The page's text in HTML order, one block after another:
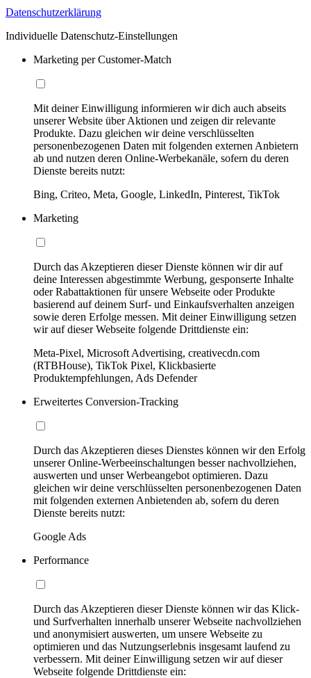
Datenschutzerklärung
Individuelle Datenschutz-Einstellungen
Marketing per Customer-Match
Mit deiner Einwilligung informieren wir dich auch abseits
unserer Website über Aktionen und zeigen dir relevante
Produkte. Dazu gleichen wir deine verschlüsselten
personenbezogenen Daten mit folgenden externen Anbietern
ab und nutzen deren Online-Werbekanäle, sofern du deren
Dienste bereits nutzt:
Bing, Criteo, Meta, Google, LinkedIn, Pinterest, TikTok
Marketing
Durch das Akzeptieren dieser Dienste können wir dir auf
deine Interessen abgestimmte Werbung, gesponserte Inhalte
oder Rabattaktionen für unsere Webseite oder Produkte
basierend auf deinem Surf- und Einkaufsverhalten anzeigen
sowie deren Erfolge messen. Mit deiner Einwilligung setzen
wir auf dieser Webseite folgende Drittdienste ein:
Meta-Pixel, Microsoft Advertising, creativecdn.com
(RTBHouse), TikTok Pixel, Klickbasierte
Produktempfehlungen, Ads Defender
Erweitertes Conversion-Tracking
Durch das Akzeptieren dieses Dienstes können wir den Erfolg
unserer Online-Werbeeinschaltungen besser nachvollziehen,
auswerten und unser Werbeangebot optimieren. Dazu
gleichen wir deine verschlüsselten personenbezogenen Daten
mit folgenden externen Anbietenden ab, sofern du deren
Dienste bereits nutzt:
Google Ads
Performance
Durch das Akzeptieren dieser Dienste können wir das Klick-
und Surfverhalten innerhalb unserer Webseite nachvollziehen
und anonymisiert auswerten, um unsere Webseite zu
optimieren und das Nutzungserlebnis insgesamt laufend zu
verbessern. Mit deiner Einwilligung setzen wir auf dieser
Webseite folgende Drittdienste ein: